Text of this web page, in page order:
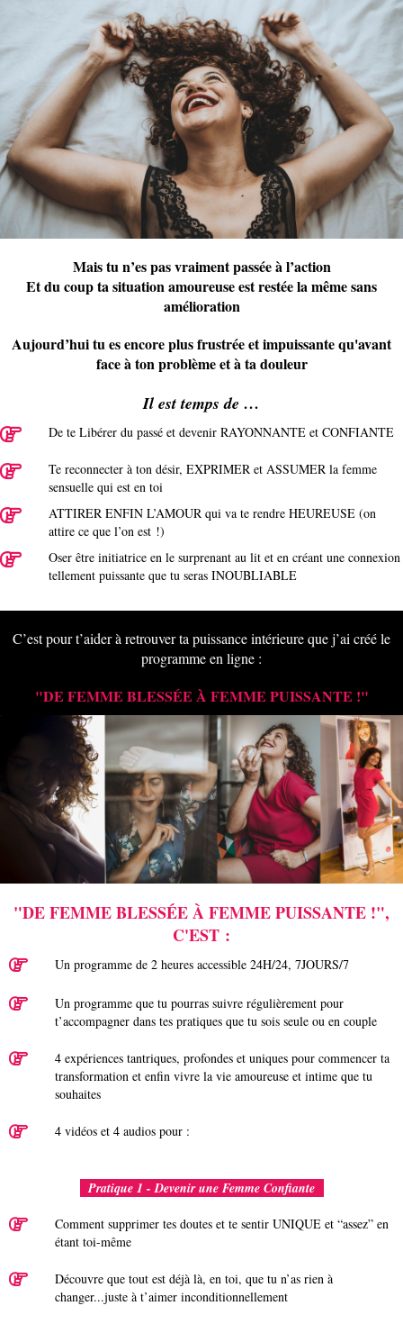
Mais tu n’es pas vraiment passée à l’action
Et du coup ta situation amoureuse est restée la même sans
amélioration
Aujourd’hui tu es encore plus frustrée et impuissante qu'avant
face à ton problème et à ta douleur
Il est temps de …
De te Libérer du passé et devenir RAYONNANTE et CONFIANTE
Te reconnecter à ton désir, EXPRIMER et ASSUMER la femme
sensuelle qui est en toi
ATTIRER ENFIN L’AMOUR qui va te rendre HEUREUSE (on
attire ce que l’on est !)
Oser être initiatrice en le surprenant au lit et en créant une connexion
tellement puissante que tu seras INOUBLIABLE
C’est pour t’aider à retrouver ta puissance intérieure que j’ai créé le
programme en ligne :
"DE FEMME BLESSÉE À FEMME PUISSANTE !"
"DE FEMME BLESSÉE À FEMME PUISSANTE !",
C'EST :
Un programme de 2 heures accessible 24H/24, 7JOURS/7
Un programme que tu pourras suivre régulièrement pour
t’accompagner dans tes pratiques que tu sois seule ou en couple
4 expériences tantriques, profondes et uniques pour commencer ta
transformation et enfin vivre la vie amoureuse et intime que tu
souhaites
4 vidéos et 4 audios pour :
Pratique 1 - Devenir une Femme Confiante
Comment supprimer tes doutes et te sentir UNIQUE et “assez” en
étant toi-même
Découvre que tout est déjà là, en toi, que tu n’as rien à
changer...juste à t’aimer inconditionnellement